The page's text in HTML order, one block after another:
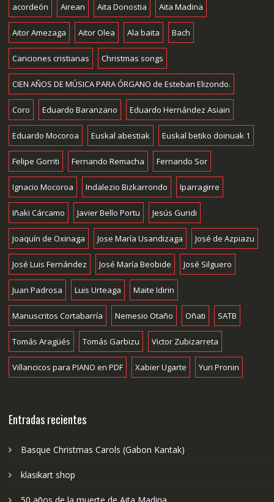
acordeón Airean Aita Donostia Aita Madina
Aitor Amezaga Aitor Olea Ala baita Bach
Canciones cristianas Christmas songs
CIEN AÑOS DE MÚSICA PARA ÓRGANO de Esteban Elizondo.
Coro Eduardo Baranzano Eduardo Hernández Asiain
Eduardo Mocoroa Euskal abestiak Euskal betiko doinuak 1
Felipe Gorriti Fernando Remacha Fernando Sor
Ignacio Mocoroa Indalezio Bizkarrondo Iparragirre
Iñaki Cárcamo Javier Bello Portu Jesús Guridi
Joaquín de Oxinaga Jose María Usandizaga José de Azpiazu
José Luis Fernández José María Beobide José Silguero
Juan Padrosa Luis Urteaga Maite Idirin
Manuscritos Cortabarría Nemesio Otaño Oñati SATB
Tomás Aragüés Tomás Garbizu Victor Zubizarreta
Villancicos para PIANO en PDF Xabier Ugarte Yuri Pronin
Entradas recientes
Basque Christmas Carols (Gabon Kantak)
klasikart shop